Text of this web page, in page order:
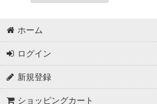
ホーム
ログイン
新規登録
ショッピングカート